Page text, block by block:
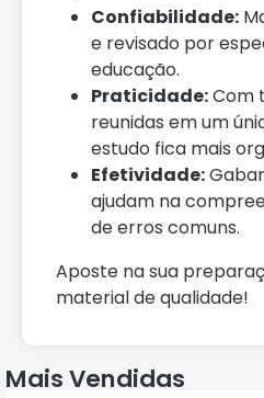
Confiabilidade:
e revisado por
educação.
Praticidade:Com
reunidas em um
estudo fica mais
Efetividade:
ajudam na
de erros comuns.
Aposte na sua
material de qualidade!
Mais Vendidas